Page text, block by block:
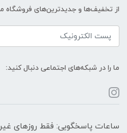
از تخفیف‌ها و جدیدترین‌های فروشگاه
ما را در شبکه‌های اجتماعی دنبال کنید: